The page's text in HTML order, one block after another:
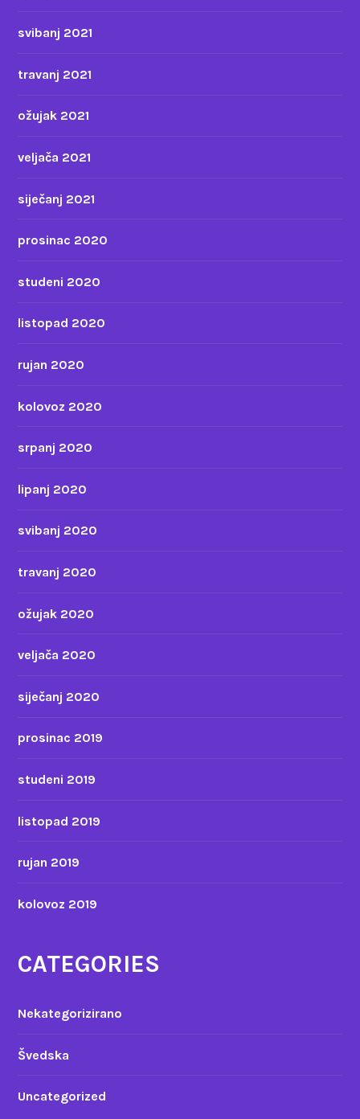
svibanj 2021
travanj 2021
ožujak 2021
veljača 2021
siječanj 2021
prosinac 2020
studeni 2020
listopad 2020
rujan 2020
kolovoz 2020
srpanj 2020
lipanj 2020
svibanj 2020
travanj 2020
ožujak 2020
veljača 2020
siječanj 2020
prosinac 2019
studeni 2019
listopad 2019
rujan 2019
kolovoz 2019
CATEGORIES
Nekategorizirano
Švedska
Uncategorized